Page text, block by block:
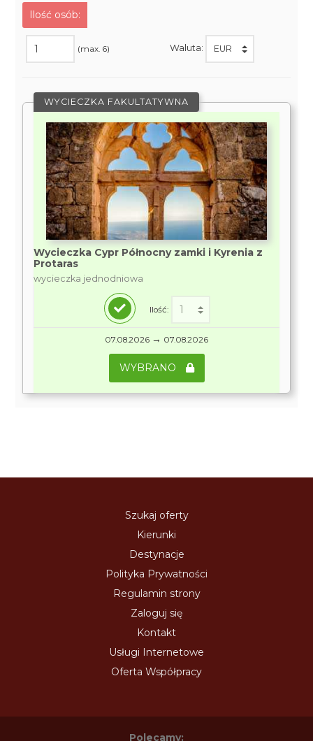
Ilość osób:
(max. 6) Waluta:
WYCIECZKA FAKULTATYWNA
Wycieczka Cypr Północny zamki i Kyrenia z
Protaras
wycieczka jednodniowa
Ilość:
07.08.2026 → 07.08.2026
WYBRANO
Szukaj oferty
Kierunki
Destynacje
Polityka Prywatności
Regulamin strony
Zaloguj się
Kontakt
Usługi Internetowe
Oferta Współpracy
Polecamy: